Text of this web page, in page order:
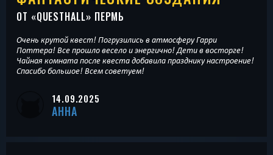
ОТ «QUESTHALL» ПЕРМЬ
Очень крутой квест! Погрузились в атмосферу Гарри
Поттера! Все прошло весело и энергично! Дети в восторге!
Чайная комната после квеста добавила празднику настроение!
Спасибо большое! Всем советуем!
14.09.2025
АННА